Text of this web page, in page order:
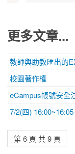
更多文章...
教師與助教匯出的
校園著作權
eCampus帳號安全
7/2(四)
第 6 頁 共 9 頁